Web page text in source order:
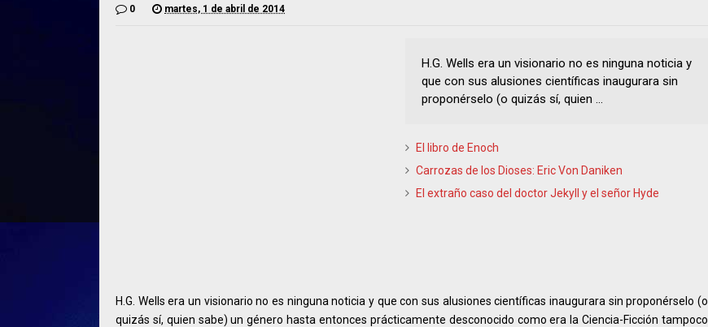
0 martes, 1 de abril de 2014
H.G. Wells era un visionario no es ninguna noticia y
que con sus alusiones científicas inaugurara sin
proponérselo (o quizás sí, quien ...
El libro de Enoch
Carrozas de los Dioses: Eric Von Daniken
El extraño caso del doctor Jekyll y el señor Hyde
H.G. Wells era un visionario no es ninguna noticia y que con sus alusiones científicas inaugurara sin proponérselo (o
quizás sí, quien sabe) un género hasta entonces prácticamente desconocido como era la Ciencia-Ficción tampoco